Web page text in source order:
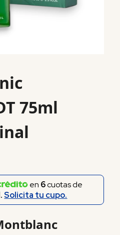
75ml
en 6cuotas de
Solicita tu cupo.